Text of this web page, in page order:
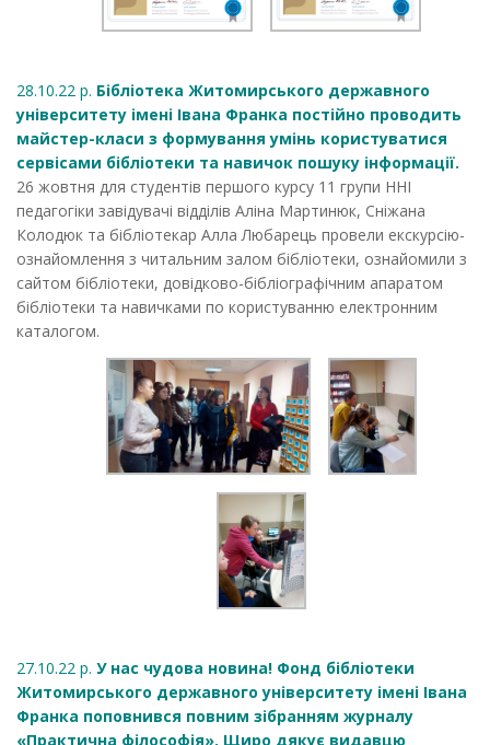
28.10.22 р. Бібліотека Житомирського державного
університету імені Івана Франка постійно проводить
майстер-класи з формування умінь користуватися
сервісами бібліотеки та навичок пошуку інформації.
26 жовтня для студентів першого курсу 11 групи ННІ
педагогіки завідувачі відділів Аліна Мартинюк, Сніжана
Колодюк та бібліотекар Алла Любарець провели екскурсію-
ознайомлення з читальним залом бібліотеки, ознайомили з
сайтом бібліотеки, довідково-бібліографічним апаратом
бібліотеки та навичками по користуванню електронним
каталогом.
27.10.22 р. У нас чудова новина! Фонд бібліотеки
Житомирського державного університету імені Івана
Франка поповнився повним зібранням журналу
«Практична філософія». Щиро дякує видавцю